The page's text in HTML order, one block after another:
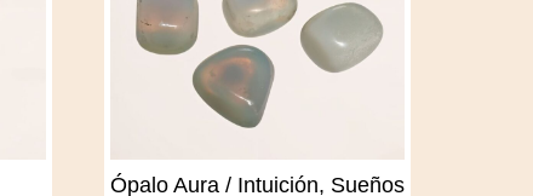
Ópalo Aura / Intuición, Sueños